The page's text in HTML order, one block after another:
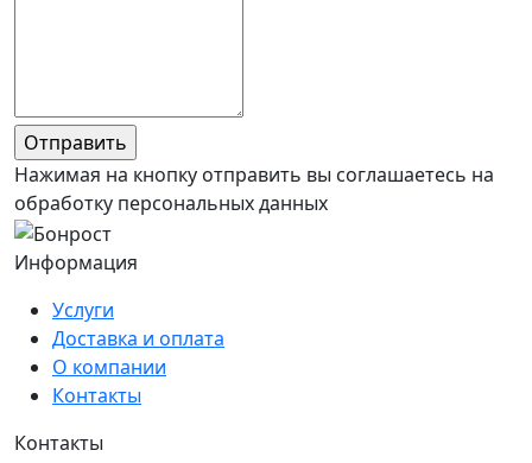
Нажимая на кнопку отправить вы соглашаетесь на
обработку персональных данных
Информация
Услуги
Доставка и оплата
О компании
Контакты
Контакты